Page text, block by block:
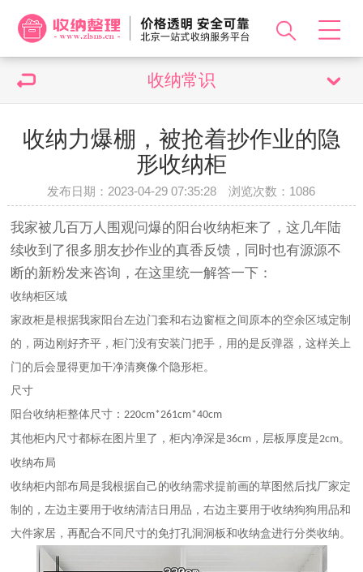
收纳常识
收纳力爆棚，被抢着抄作业的隐
形收纳柜
发布日期：2023-04-29 07:35:28 浏览次数： 1086
我家被几百万人围观问爆的阳台收纳柜来了 ，这几年陆
续收到了很多朋友抄作业的真香反馈，同时也有源源不
断的新粉发来咨询，在这里统一解答一下：
收纳柜区域
家政柜是根据我家阳台左边门套和右边窗框之间原本的空余区域定制
的，两边刚好齐平，柜门没有安装门把手，用的是反弹器，这样关上
门的后会显得更加干净清爽像个隐形柜。
尺寸
阳台收纳柜整体尺寸：220cm*261cm*40cm
其他柜内尺寸都标在图片里了，柜内净深是36cm ，层板厚度是2cm。
收纳布局
收纳柜内部布局是我根据自己的收纳需求提前画的草图然后找厂家定
制的，左边主要用于收纳清洁日用品，右边主要用于收纳狗狗用品和
大件家居，再配合不同尺寸的免打孔洞洞板和收纳盒进行分类收纳。